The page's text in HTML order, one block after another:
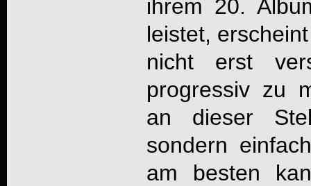
ihrem 20.
leistet,
nicht erst
progressiv zu
an dieser
sondern
am besten